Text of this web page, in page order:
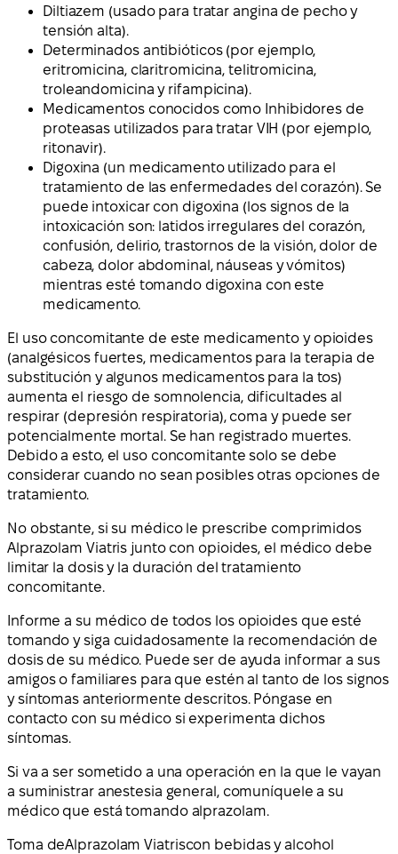
Diltiazem (usado para tratar angina de pecho y
tensión alta).
Determinados antibióticos (por ejemplo,
eritromicina, claritromicina, telitromicina,
troleandomicina y rifampicina).
Medicamentos conocidos como Inhibidores de
proteasas utilizados para tratar VIH (por ejemplo,
ritonavir).
Digoxina (un medicamento utilizado para el
tratamiento de las enfermedades del corazón). Se
puede intoxicar con digoxina (los signos de la
intoxicación son: latidos irregulares del corazón,
confusión, delirio, trastornos de la visión, dolor de
cabeza, dolor abdominal, náuseas y vómitos)
mientras esté tomando digoxina con este
medicamento.
El uso concomitante de este medicamento y opioides
(analgésicos fuertes, medicamentos para la terapia de
substitución y algunos medicamentos para la tos)
aumenta el riesgo de somnolencia, dificultades al
respirar (depresión respiratoria), coma y puede ser
potencialmente mortal. Se han registrado muertes.
Debido a esto, el uso concomitante solo se debe
considerar cuando no sean posibles otras opciones de
tratamiento.
No obstante, si su médico le prescribe comprimidos
Alprazolam Viatris junto con opioides, el médico debe
limitar la dosis y la duración del tratamiento
concomitante.
Informe a su médico de todos los opioides que esté
tomando y siga cuidadosamente la recomendación de
dosis de su médico. Puede ser de ayuda informar a sus
amigos o familiares para que estén al tanto de los signos
y síntomas anteriormente descritos. Póngase en
contacto con su médico si experimenta dichos
síntomas.
Si va a ser sometido a una operación en la que le vayan
a suministrar anestesia general, comuníquele a su
médico que está tomando alprazolam.
Toma deAlprazolam Viatriscon bebidas y alcohol